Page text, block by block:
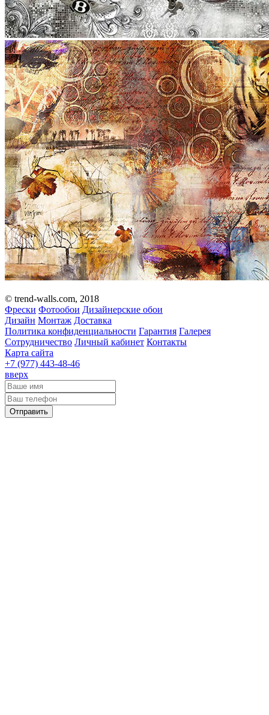
© trend-walls.com, 2018
Фрески Фотообои Дизайнерские обои
Дизайн Монтаж Доставка
Политика конфиденциальности Гарантия Галерея
Сотрудничество Личный кабинет Контакты
Карта сайта
+7 (977) 443-48-46
вверх